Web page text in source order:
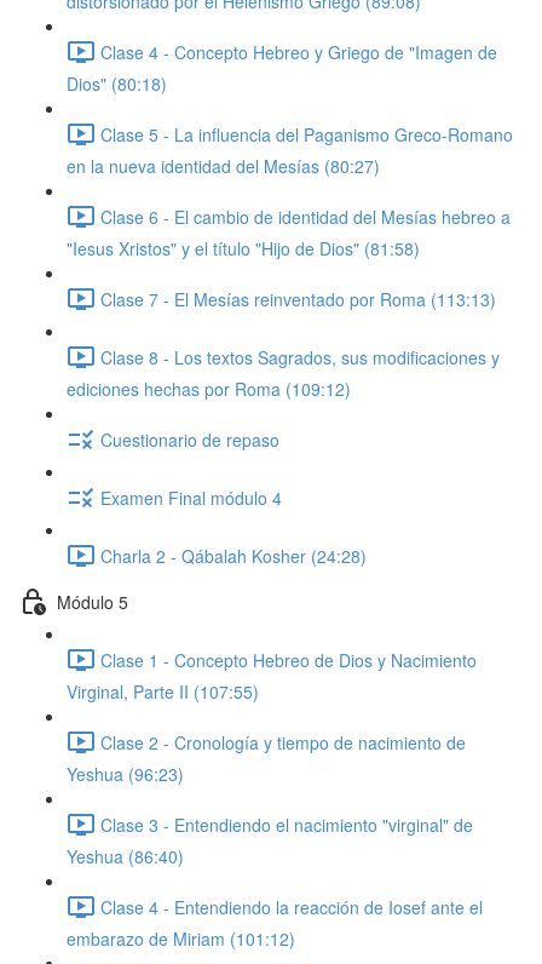
Clase 4 - Concepto Hebreo y Griego de "Imagen de
Dios" (80:18)
Clase 5 - La influencia del Paganismo Greco-Romano
en la nueva identidad del Mesías (80:27)
Clase 6 - El cambio de identidad del Mesías hebreo a
"Iesus Xristos" y el título "Hijo de Dios" (81:58)
Clase 7 - El Mesías reinventado por Roma (113:13)
Clase 8 - Los textos Sagrados, sus modificaciones y
ediciones hechas por Roma (109:12)
Cuestionario de repaso
Examen Final módulo 4
Charla 2 - Qábalah Kosher (24:28)
Módulo 5
Clase 1 - Concepto Hebreo de Dios y Nacimiento
Virginal, Parte II (107:55)
Clase 2 - Cronología y tiempo de nacimiento de
Yeshua (96:23)
Clase 3 - Entendiendo el nacimiento "virginal" de
Yeshua (86:40)
Clase 4 - Entendiendo la reacción de Iosef ante el
embarazo de Miriam (101:12)